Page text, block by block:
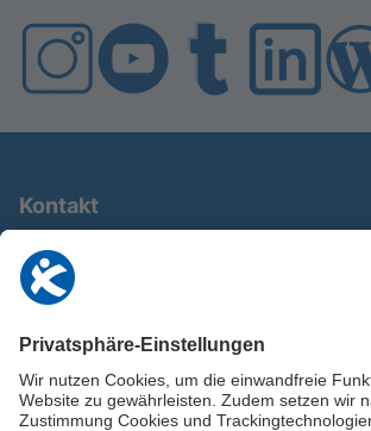
Kontakt
0911 / 9234 950
info@deutschland-im-plus.de
Impressum